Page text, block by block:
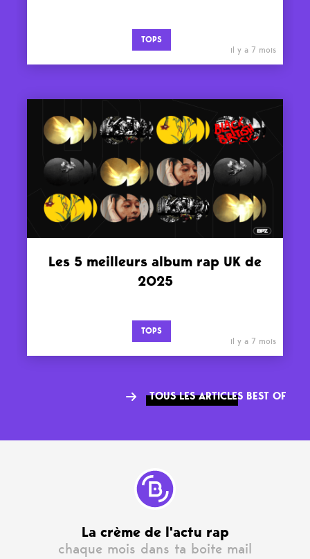
TOPS
il y a 7 mois
Les 5 meilleurs album rap UK de
2025
TOPS
il y a 7 mois
TOUS LES ARTICLES BEST OF
La crème de l'actu rap
chaque mois dans ta boite mail